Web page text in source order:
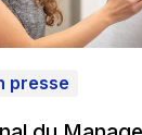
presse